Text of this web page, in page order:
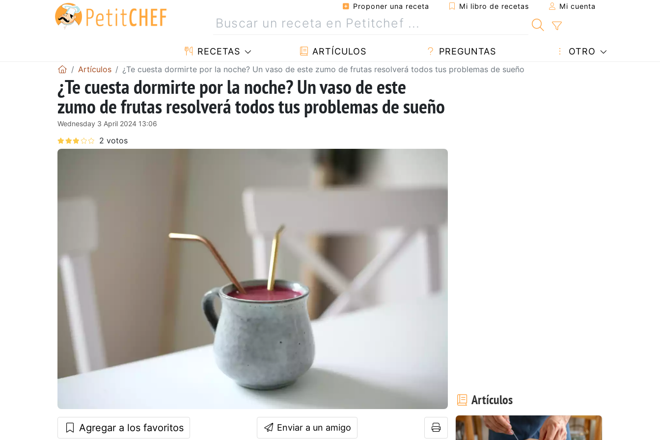
Proponer una receta Mi libro de recetas Mi cuenta
RECETAS ARTÍCULOS PREGUNTAS OTRO
Artículos ¿Te cuesta dormirte por la noche? Un vaso de este zumo de frutas resolverá todos tus problemas de sueño
¿Te cuesta dormirte por la noche? Un vaso de este
zumo de frutas resolverá todos tus problemas de sueño
Wednesday 3 April 2024 13:06
Agregar a los favoritos Enviar a un amigo
Artículos